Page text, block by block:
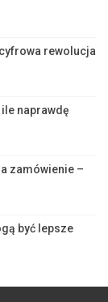
rewolucja
naprawdę
zamówienie –
być lepsze